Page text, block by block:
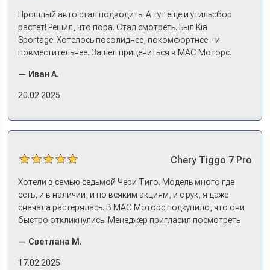
Прошлый авто стал подводить. А тут еще и утильсбор
растет! Решил, что пора. Стал смотреть. Был Kia
Sportage. Хотелось посолиднее, покомфортнее - и
повместительнее. Зашел прицениться в МАС Моторс.
и прям мое! Даже не скажешь, что «китаец». Прям не
вылезая из него и порешали. Спортэйдж в трейд-ин
— Иван А.
20.02.2025
Chery Tiggo 7 Pro
Хотели в семью седьмой Чери Тиго. Модель много где
есть, и в наличии, и по всяким акциям, и с рук, я даже
сначала растерялась. В МАС Моторс подкупило, что они
быстро откликнулись. Менеджер пригласил посмотреть
примериться. Нам тут недалеко, пришли в салон - и в тот
же день купили машину! Неожиданно, но довольны! Все
— Светлана М.
17.02.2025